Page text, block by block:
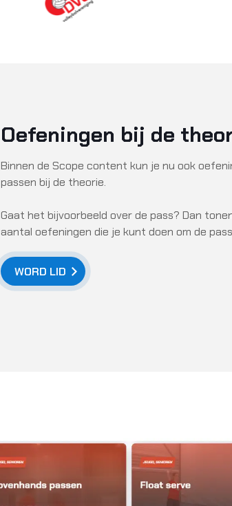
Oefeningen bij de
Binnen de Scope content kun je nu ook
passen bij de theorie.
Gaat het bijvoorbeeld over de pass? Dan
aantal oefeningen die je kunt doen om de
WORD LID